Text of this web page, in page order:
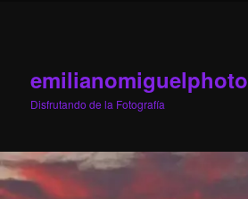
emilianomiguelphoto
Disfrutando de la Fotografía